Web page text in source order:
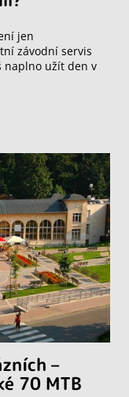
jen
závodní servis
naplno užít den v
–
70 MTB